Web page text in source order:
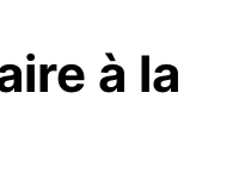
à la